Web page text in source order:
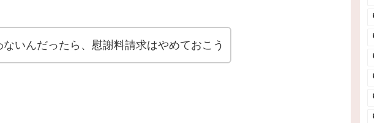
ないんだったら、慰謝料請求はやめておこう